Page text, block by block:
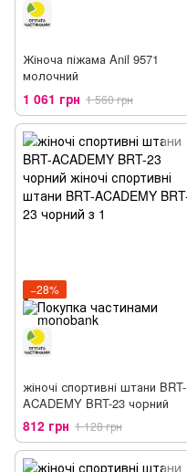
Жіноча піжама Anil 9571
молочний
1 061 грн 1 560 грн
−28%
жіночі спортивні штани BRT-
ACADEMY BRT-23 чорний
812 грн 1 128 грн